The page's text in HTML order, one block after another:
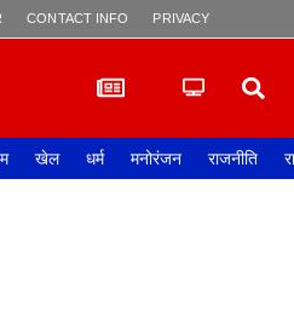
CONTACT INFO PRIVACY POLICY
खेल धर्म मनोरंजन राजनीति